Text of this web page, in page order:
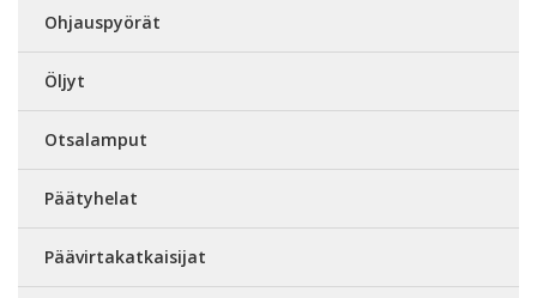
Ohjauspyörät
Öljyt
Otsalamput
Päätyhelat
Päävirtakatkaisijat